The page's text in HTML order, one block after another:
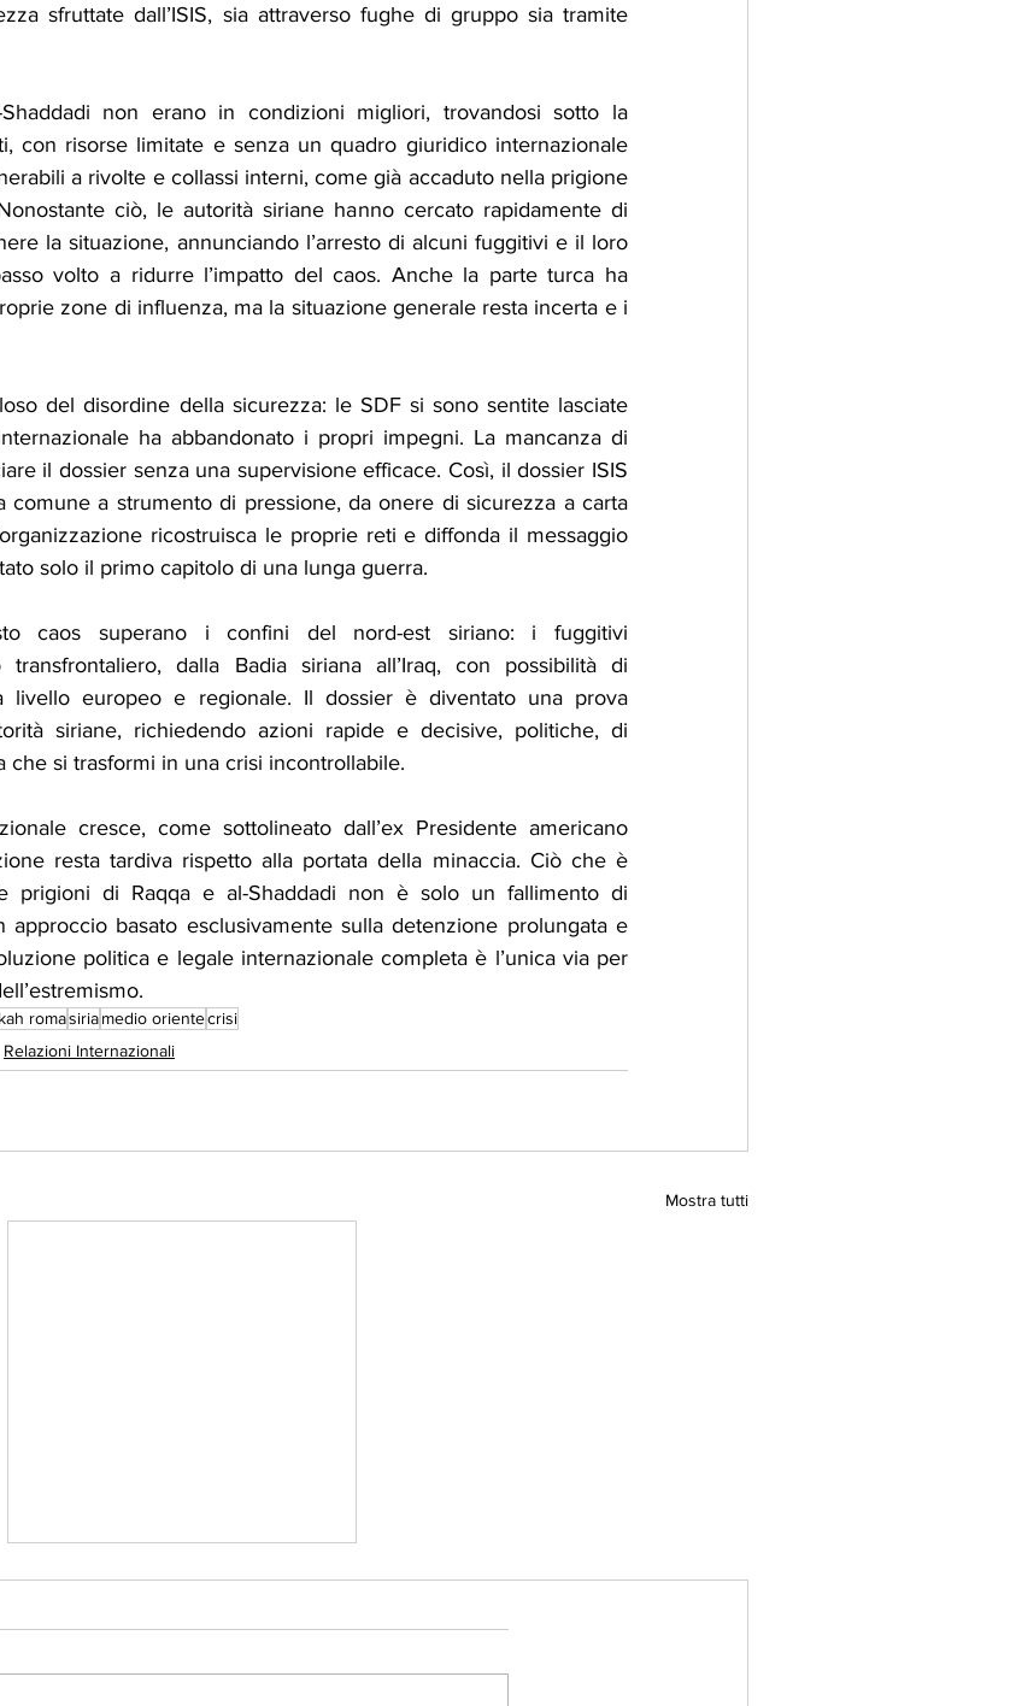
sfruttate dall’ISIS, sia attraverso fughe di gruppo sia tramite
non erano in condizioni migliori, trovandosi sotto la
con risorse limitate e senza un quadro giuridico internazionale
a rivolte e collassi interni, come già accaduto nella prigione
ciò, le autorità siriane hanno cercato rapidamente di
la situazione, annunciando l’arresto di alcuni fuggitivi e il loro
volto a ridurre l’impatto del caos. Anche la parte turca ha
zone di influenza, ma la situazione generale resta incerta e i
del disordine della sicurezza: le SDF si sono sentite lasciate
ha abbandonato i propri impegni. La mancanza di
il dossier senza una supervisione efficace. Così, il dossier ISIS
comune a strumento di pressione, da onere di sicurezza a carta
ricostruisca le proprie reti e diffonda il messaggio
solo il primo capitolo di una lunga guerra.
caos superano i confini del nord-est siriano: i fuggitivi
dalla Badia siriana all’Iraq, con possibilità di
livello europeo e regionale. Il dossier è diventato una prova
siriane, richiedendo azioni rapide e decisive, politiche, di
che si trasformi in una crisi incontrollabile.
cresce, come sottolineato dall’ex Presidente americano
resta tardiva rispetto alla portata della minaccia. Ciò che è
prigioni di Raqqa e al-Shaddadi non è solo un fallimento di
basato esclusivamente sulla detenzione prolungata e
politica e legale internazionale completa è l’unica via per
romasiriamedio orientecrisi
Relazioni Internazionali
Mostra tutti